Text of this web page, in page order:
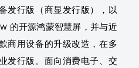
发行版（商显发行版），以
的开源鸿蒙智慧屏，并与近
商用设备的升级改造，在多
发行版。面向消费电子、交